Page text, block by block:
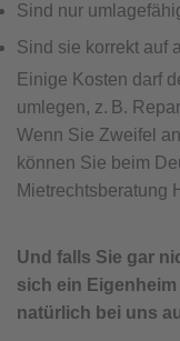
Sind nur
Sind sie korrekt auf
Einige Kosten darf
umlegen, z. B.
Wenn Sie Zweifel
können Sie beim
Mietrechtsberatung
Und falls Sie gar
sich ein
natürlich bei uns